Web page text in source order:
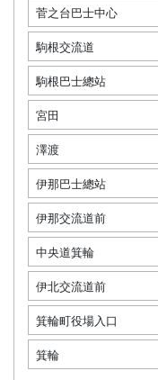
菅之台巴士中心
駒根交流道
駒根巴士總站
宮田
澤渡
伊那巴士總站
伊那交流道前
中央道箕輪
伊北交流道前
箕輪町役場入口
箕輪